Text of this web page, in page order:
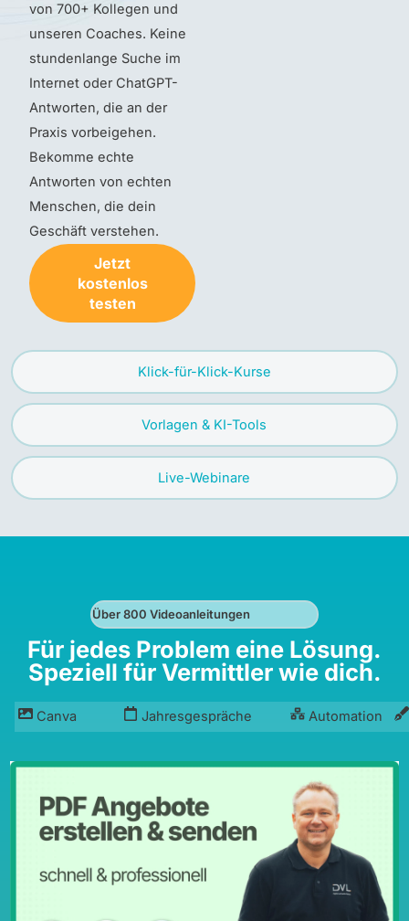
Klick-für-Klick-Kurse
Vorlagen & KI-Tools
Live-Webinare
von 700+ Kollegen und
unseren Coaches. Keine
stundenlange Suche im
Internet oder ChatGPT-
Antworten, die an der
Praxis vorbeigehen.
Bekomme echte
Antworten von echten
Menschen, die dein
Geschäft verstehen.
Jetzt
kostenlos
testen
Über 800 Videoanleitungen
Für jedes Problem eine Lösung.
Speziell für Vermittler wie dich.
Canva Jahresgespräche Automation